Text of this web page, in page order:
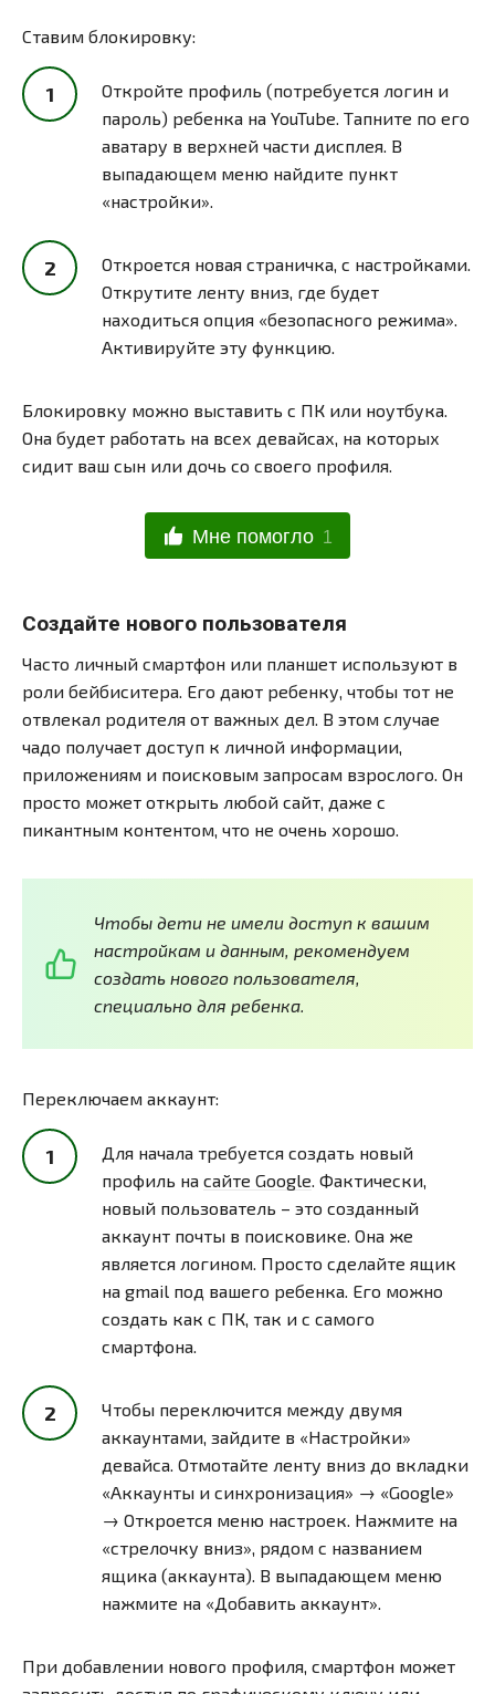
Ставим блокировку:
Откройте профиль (потребуется логин и
пароль) ребенка на YouTube. Тапните по его
аватару в верхней части дисплея. В
выпадающем меню найдите пункт
«настройки».
Откроется новая страничка, с настройками.
Открутите ленту вниз, где будет
находиться опция «безопасного режима».
Активируйте эту функцию.
Блокировку можно выставить с ПК или ноутбука.
Она будет работать на всех девайсах, на которых
сидит ваш сын или дочь со своего профиля.
Мне помогло 1
Создайте нового пользователя
Часто личный смартфон или планшет используют в
роли бейбиситера. Его дают ребенку, чтобы тот не
отвлекал родителя от важных дел. В этом случае
чадо получает доступ к личной информации,
приложениям и поисковым запросам взрослого. Он
просто может открыть любой сайт, даже с
пикантным контентом, что не очень хорошо.
Чтобы дети не имели доступ к вашим
настройкам и данным, рекомендуем
создать нового пользователя,
специально для ребенка.
Переключаем аккаунт:
Для начала требуется создать новый
профиль на сайте Google. Фактически,
новый пользователь – это созданный
аккаунт почты в поисковике. Она же
является логином. Просто сделайте ящик
на gmail под вашего ребенка. Его можно
создать как с ПК, так и с самого
смартфона.
Чтобы переключится между двумя
аккаунтами, зайдите в «Настройки»
девайса. Отмотайте ленту вниз до вкладки
«Аккаунты и синхронизация» → «Google»
→ Откроется меню настроек. Нажмите на
«стрелочку вниз», рядом с названием
ящика (аккаунта). В выпадающем меню
нажмите на «Добавить аккаунт».
При добавлении нового профиля, смартфон может